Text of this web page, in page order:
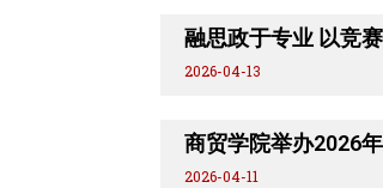
融思政于专业 以竞
2026-04-13
商贸学院举办2026
2026-04-11